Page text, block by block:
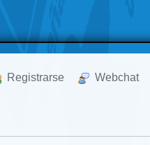
Registrarse Webchat